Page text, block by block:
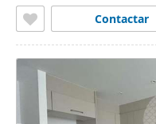
Contactar